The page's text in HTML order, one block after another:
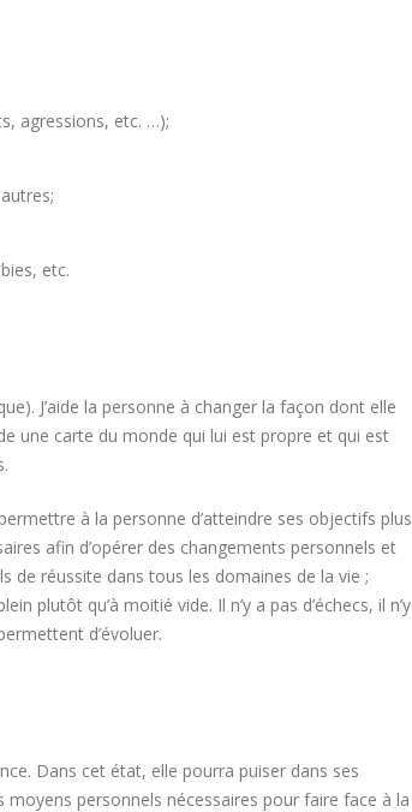
agressions, etc. …);
etc.
J’aide la personne à changer la façon dont elle
une carte du monde qui lui est propre et qui est
à la personne d’atteindre ses objectifs plus
afin d’opérer des changements personnels et
de réussite dans tous les domaines de la vie ;
plutôt qu’à moitié vide. Il n’y a pas d’échecs, il n’y
d’évoluer.
Dans cet état, elle pourra puiser dans ses
personnels nécessaires pour faire face à la